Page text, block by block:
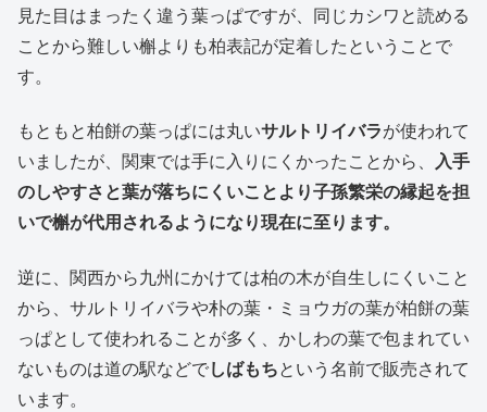
見た目はまったく違う葉っぱですが、同じカシワと読める
ことから難しい槲よりも柏表記が定着したということで
す。
もともと柏餅の葉っぱには丸いサルトリイバラが使われて
いましたが、関東では手に入りにくかったことから、 入手
のしやすさと葉が落ちにくいことより子孫繁栄の縁起を担
いで槲が代用されるようになり現在に至ります。
逆に、関西から九州にかけては柏の木が自生しにくいこと
から、サルトリイバラや朴の葉・ミョウガの葉が柏餅の葉
っぱとして使われることが多く、かしわの葉で包まれてい
ないものは道の駅などでしばもちという名前で販売されて
います。